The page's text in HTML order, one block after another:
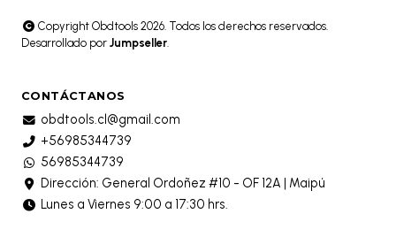
Copyright Obdtools 2026. Todos los derechos reservados.
Desarrollado por Jumpseller.
CONTÁCTANOS
obdtools.cl@gmail.com
+56985344739
56985344739
Dirección: General Ordoñez #10 - OF 12A | Maipú
Lunes a Viernes 9:00 a 17:30 hrs.